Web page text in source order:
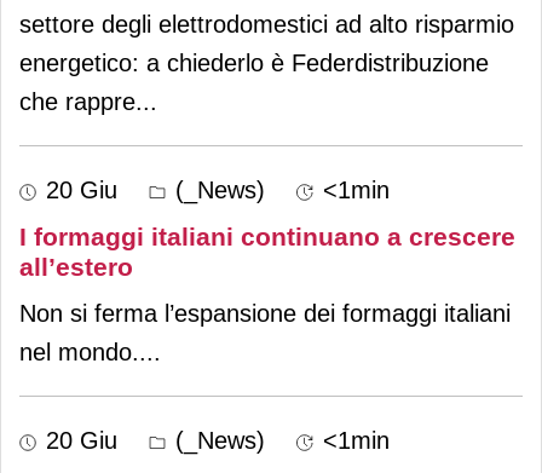
settore degli elettrodomestici ad alto risparmio
energetico: a chiederlo è Federdistribuzione
che rappre...
20 Giu (_News) <1min
I formaggi italiani continuano a crescere
all’estero
Non si ferma l’espansione dei formaggi italiani
nel mondo....
20 Giu (_News) <1min